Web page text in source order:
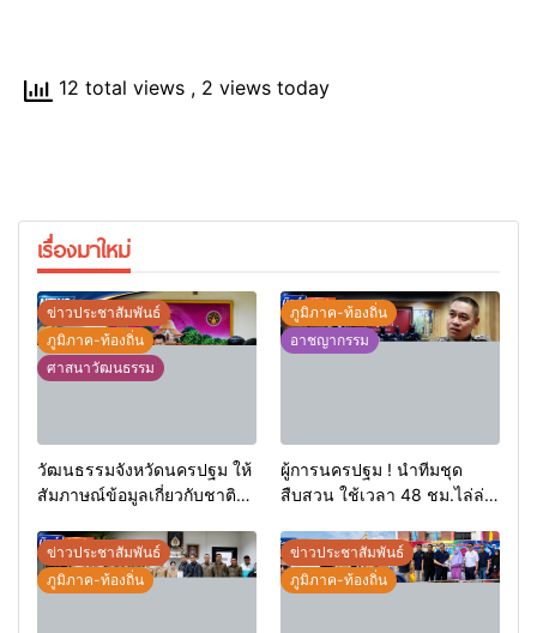
12 total views , 2 views today
เรื่องมาใหม่
ข่าวประชาสัมพันธ์
ภูมิภาค-ท้องถิ่น
ศาสนาวัฒนธรรม
วัฒนธรรมจังหวัดนครปฐม ให้
สัมภาษณ์ข้อมูลเกี่ยวกับชาติ
นักศึกษามหาวิทยาลัย
ธรรมศาสตร์
ภูมิภาค-ท้องถิ่น
อาชญากรรม
ผู้การนครปฐม ! นำทีมชุด
สืบสวน ใช้เวลา 48 ชม.ไล่ล่า
ชักมีดแทงคอหม่องดับ
ข่าวประชาสัมพันธ์
ภูมิภาค-ท้องถิ่น
ข่าวประชาสัมพันธ์
ภูมิภาค-ท้องถิ่น